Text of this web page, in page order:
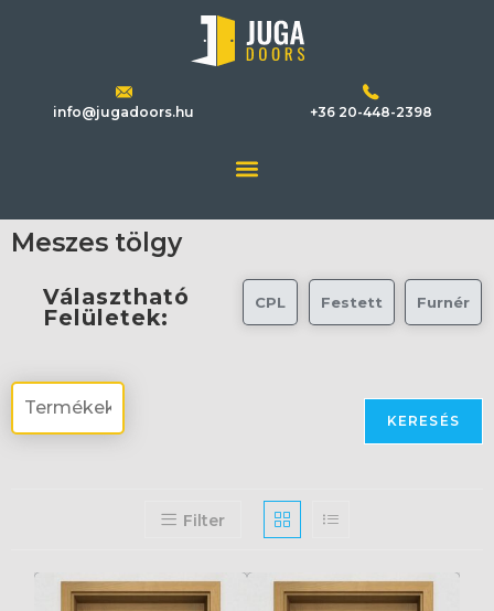
info@jugadoors.hu +36 20-448-2398
Meszes tölgy
Választható
Felületek:
CPL Festett Furnér
KERESÉS
Filter